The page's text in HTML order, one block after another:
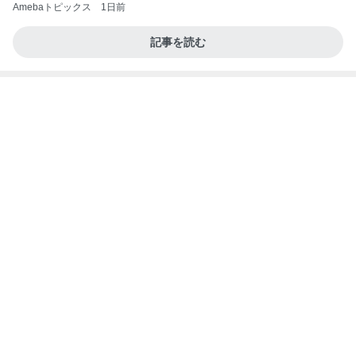
Amebaトピックス 1日前
記事を読む